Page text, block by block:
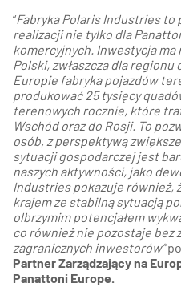
“Fabryka Polaris Industries to
realizacji nie tylko dla
komercyjnych. Inwestycja
Polski, zwłaszcza dla
Europie fabryka pojazdów
produkować 25 tysięcy
terenowych rocznie, które
Wschód oraz do Rosji. To
osób, z perspektywą
sytuacji gospodarczej jest
naszych aktywności, jako
Industries pokazuje również,
krajem ze stabilną sytuacją
olbrzymim potencjałem
co również nie pozostaje bez
zagranicznych inwestorów”
Partner Zarządzający na
Panattoni Europe.